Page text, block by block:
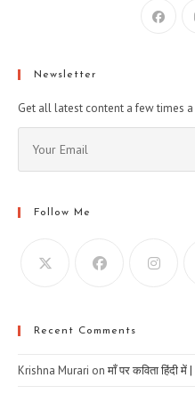
Newsletter
Get all latest content a few times
Follow Me
Recent Comments
Krishna Murari onमाँ पर कविता हिंदी